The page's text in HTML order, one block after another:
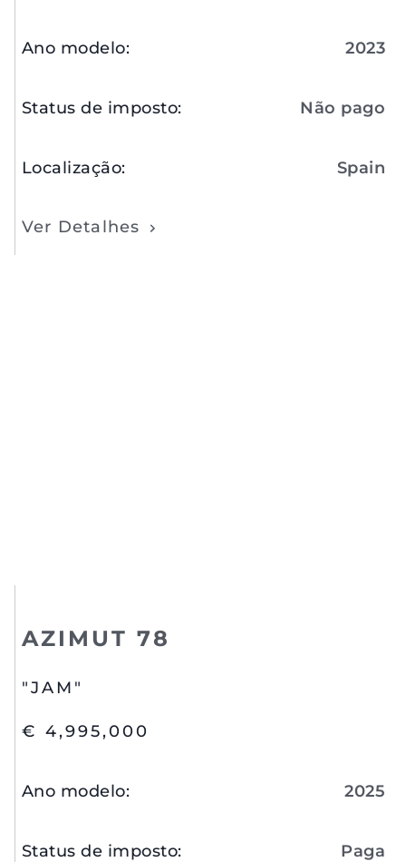
Ano modelo: 2023
Status de imposto: Não pago
Localização: Spain
Ver Detalhes
AZIMUT 78
"JAM"
€ 4,995,000
Ano modelo: 2025
Status de imposto: Paga